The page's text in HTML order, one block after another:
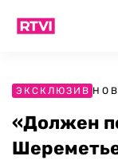
ЭКСКЛЮЗИВ
«Должен